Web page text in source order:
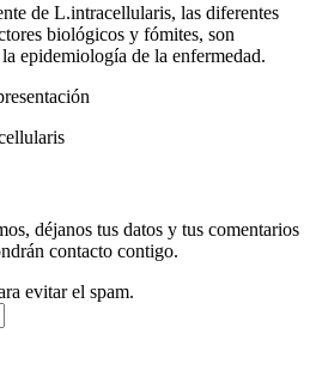
de L.intracellularis, las diferentes
biológicos y fómites, son
epidemiología de la enfermedad.
déjanos tus datos y tus comentarios
contacto contigo.
evitar el spam.